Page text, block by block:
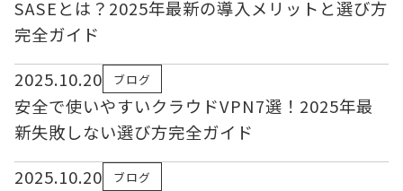
SASEとは？2025年最新の導入メリットと選び方
完全ガイド
2025.10.20
ブログ
安全で使いやすいクラウドVPN7選！2025年最
新失敗しない選び方完全ガイド
2025.10.20
ブログ